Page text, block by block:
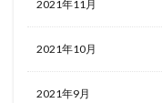
2021年11月
2021年10月
2021年9月